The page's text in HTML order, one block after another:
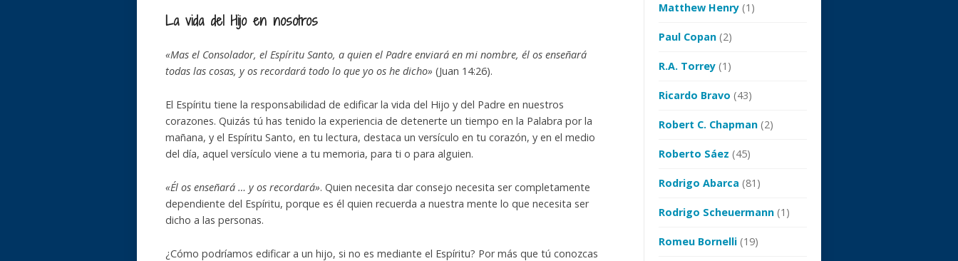
La vida del Hijo en nosotros
«Mas el Consolador, el Espíritu Santo, a quien el Padre enviará en mi nombre, él os enseñará
todas las cosas, y os recordará todo lo que yo os he dicho» (Juan 14:26).
El Espíritu tiene la responsabilidad de edificar la vida del Hijo y del Padre en nuestros
corazones. Quizás tú has tenido la experiencia de detenerte un tiempo en la Palabra por la
mañana, y el Espíritu Santo, en tu lectura, destaca un versículo en tu corazón, y en el medio
del día, aquel versículo viene a tu memoria, para ti o para alguien.
«Él os enseñará … y os recordará». Quien necesita dar consejo necesita ser completamente
dependiente del Espíritu, porque es él quien recuerda a nuestra mente lo que necesita ser
dicho a las personas.
¿Cómo podríamos edificar a un hijo, si no es mediante el Espíritu? Por más que tú conozcas
Matthew Henry (1)
Paul Copan (2)
R.A. Torrey (1)
Ricardo Bravo (43)
Robert C. Chapman (2)
Roberto Sáez (45)
Rodrigo Abarca (81)
Rodrigo Scheuermann (1)
Romeu Bornelli (19)